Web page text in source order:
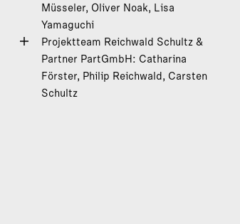
Müsseler, Oliver Noak, Lisa
Yamaguchi
Projektteam Reichwald Schultz &
Partner PartGmbH: Catharina
Förster, Philip Reichwald, Carsten
Schultz